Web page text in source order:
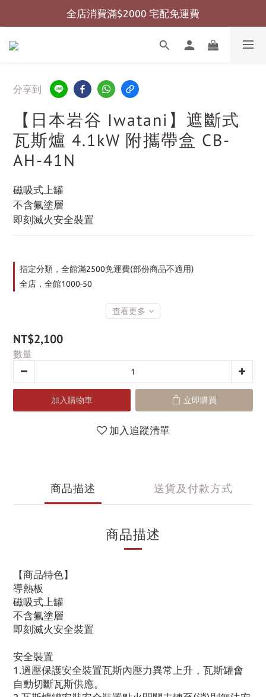
全店消費滿$999 超商免運費
全店消費滿$2000 宅配免運費
全店消費滿$999 超商免運費
分享到
【日本岩谷 Iwatani】遮斷式
瓦斯爐 4.1kW 附攜帶盒 CB-
AH-41N
磁吸式上罐
不含氟塗層
即刻滅火安全裝置
指定分類，全館滿2500免運費(部份商品不適用)
全店，全館1000-50
查看更多
NT$2,100
數量
加入購物車 立即購買
加入追蹤清單
商品描述 送貨及付款方式
商品描述
【商品特色】
導熱板
磁吸式上罐
不含氟塗層
即刻滅火安全裝置
安全裝置
1.過壓保護安全裝置瓦斯內壓力異常上升，瓦斯罐會
自動切斷瓦斯供應。